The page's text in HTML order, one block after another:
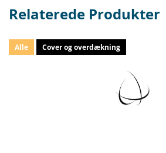
Relaterede Produkter
Alle Cover og overdækning